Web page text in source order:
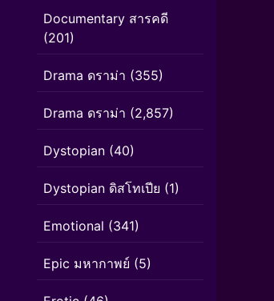
Documentary สารคดี
(201)
Drama ดราม่า (355)
Drama ดราม่า (2,857)
Dystopian (40)
Dystopian ดิสโทเปีย (1)
Emotional (341)
Epic มหากาพย์ (5)